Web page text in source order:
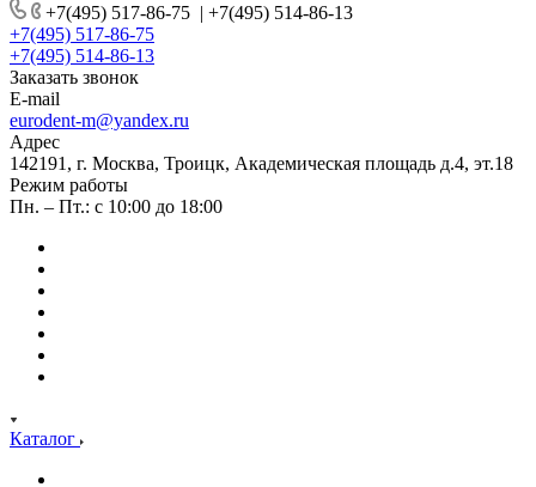
+7(495) 517-86-75 | +7(495) 514-86-13
+7(495) 517-86-75
+7(495) 514-86-13
Заказать звонок
E-mail
eurodent-m@yandex.ru
Адрес
142191, г. Москва, Троицк, Академическая площадь д.4, эт.18
Режим работы
Пн. – Пт.: с 10:00 до 18:00
Каталог